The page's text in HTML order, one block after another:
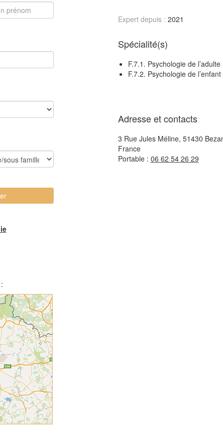
Expert depuis : 2021
Spécialité(s)
F.7.1. Psychologie de l’adulte
F.7.2. Psychologie de l’enfant
Adresse et contacts
3 Rue Jules Méline, 51430
France
Portable : 06 62 54 26 29